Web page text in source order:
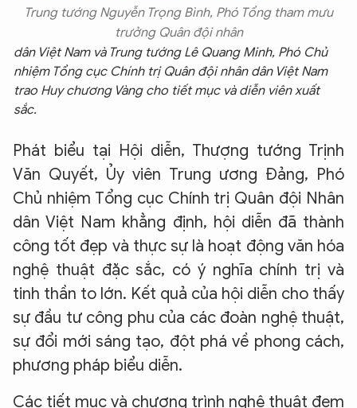
Trung tướng Nguyễn Trọng Bình, Phó Tổng tham mưu
trưởng Quân đội nhân
dân Việt Nam và Trung tướng Lê Quang Minh, Phó Chủ
nhiệm Tổng cục Chính trị Quân đội nhân dân Việt Nam
trao Huy chương Vàng cho tiết mục và diễn viên xuất
sắc.
Phát biểu tại Hội diễn, Thượng tướng Trịnh
Văn Quyết, Ủy viên Trung ương Đảng, Phó
Chủ nhiệm Tổng cục Chính trị Quân đội Nhân
dân Việt Nam khẳng định, hội diễn đã thành
công tốt đẹp và thực sự là hoạt động văn hóa
nghệ thuật đặc sắc, có ý nghĩa chính trị và
tinh thần to lớn. Kết quả của hội diễn cho thấy
sự đầu tư công phu của các đoàn nghệ thuật,
sự đổi mới sáng tạo, đột phá về phong cách,
phương pháp biểu diễn.
Các tiết mục và chương trình nghệ thuật đem